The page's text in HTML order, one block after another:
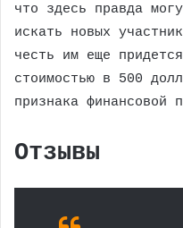
что здесь правда
искать новых
честь им еще
стоимостью в 500
признака финансовой
Отзывы